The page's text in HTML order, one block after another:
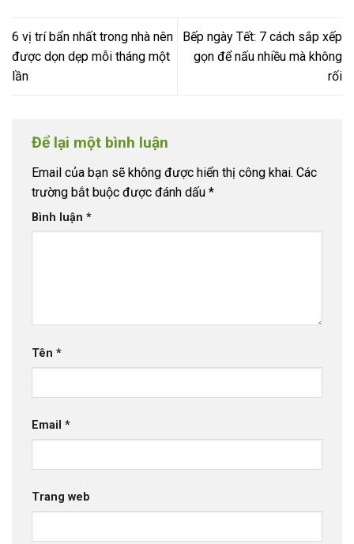
6 vị trí bẩn nhất trong nhà nên
được dọn dẹp mỗi tháng một
lần
Bếp ngày Tết: 7 cách sắp xếp
gọn để nấu nhiều mà không
rối
Để lại một bình luận
Email của bạn sẽ không được hiển thị công khai. Các
trường bắt buộc được đánh dấu *
Bình luận *
Tên *
Email *
Trang web